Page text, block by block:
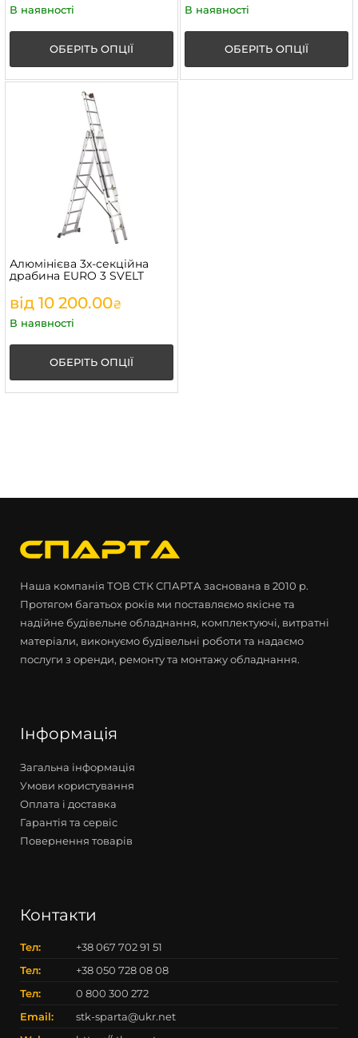
В наявності
ОБЕРІТЬ ОПЦІЇ
В наявності
ОБЕРІТЬ ОПЦІЇ
Алюмінієва 3х-секційна
драбина EURO 3 SVELT
від 10 200.00₴
В наявності
ОБЕРІТЬ ОПЦІЇ
Наша компанія ТОВ СТК СПАРТА заснована в 2010 р.
Протягом багатьох років ми поставляємо якісне та
надійне будівельне обладнання, комплектуючі, витратні
матеріали, виконуємо будівельні роботи та надаємо
послуги з оренди, ремонту та монтажу обладнання.
Інформація
Загальна інформація
Умови користування
Оплата і доставка
Гарантія та сервіс
Повернення товарів
Контакти
Тел:
+38 067 702 91 51
Тел:
+38 050 728 08 08
Тел:
0 800 300 272
Email:
stk-sparta@ukr.net